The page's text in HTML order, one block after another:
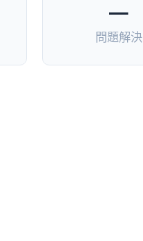
—
問題解決